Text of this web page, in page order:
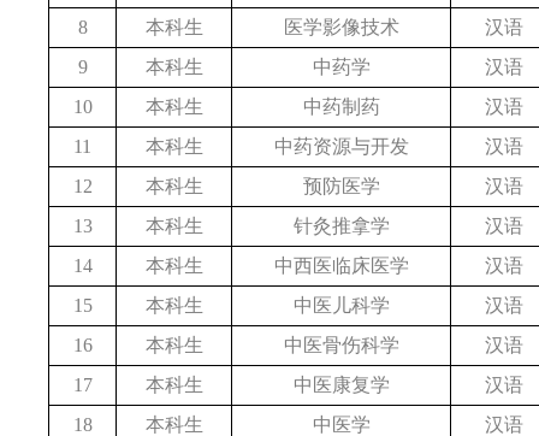
8
本科生 医学影像技术
汉语
9
本科生 中药学
汉语
10
本科生 中药制药
汉语
11
本科生 中药资源与开发
汉语
12
本科生 预防医学
汉语
13
本科生 针灸推拿学
汉语
14
本科生 中西医临床医学
汉语
15
本科生 中医儿科学
汉语
16
本科生 中医骨伤科学
汉语
17
本科生 中医康复学
汉语
18
本科生 中医学
汉语